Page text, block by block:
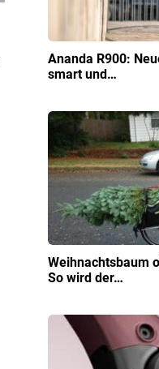
Ananda R900:
smart und…
Weihnachtsbaum
So wird der…